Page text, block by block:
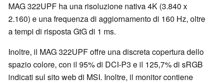
MAG 322UPF ha una risoluzione nativa 4K (3.840 x
2.160) e una frequenza di aggiornamento di 160 Hz, oltre
a tempi di risposta GtG di 1 ms.
Inoltre, il MAG 322UPF offre una discreta copertura dello
spazio colore, con il 95% di DCI-P3 e il 125,7% di sRGB
indicati sul sito web di MSI. Inoltre, il monitor contiene